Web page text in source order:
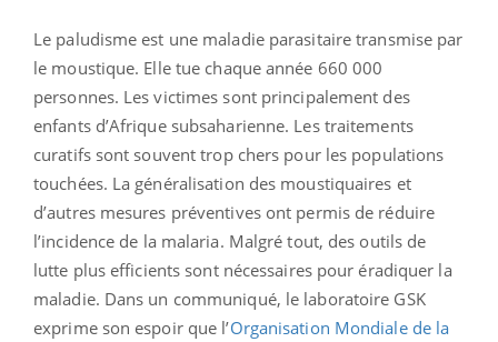
Le paludisme est une maladie parasitaire transmise par
le moustique. Elle tue chaque année 660 000
personnes. Les victimes sont principalement des
enfants d’Afrique subsaharienne. Les traitements
curatifs sont souvent trop chers pour les populations
touchées. La généralisation des moustiquaires et
d’autres mesures préventives ont permis de réduire
l’incidence de la malaria. Malgré tout, des outils de
lutte plus efficients sont nécessaires pour éradiquer la
maladie. Dans un communiqué, le laboratoire GSK
exprime son espoir que l’Organisation Mondiale de la